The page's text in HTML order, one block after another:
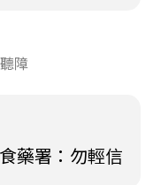
聽障
藥署：勿輕信